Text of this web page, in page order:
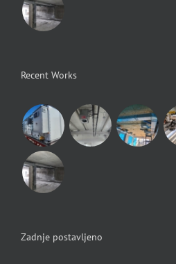
Recent Works
Zadnje postavljeno